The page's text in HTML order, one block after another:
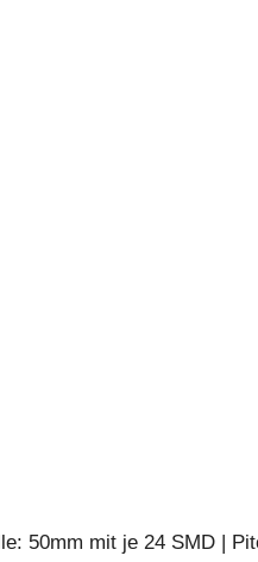
50mm mit je 24 SMD |